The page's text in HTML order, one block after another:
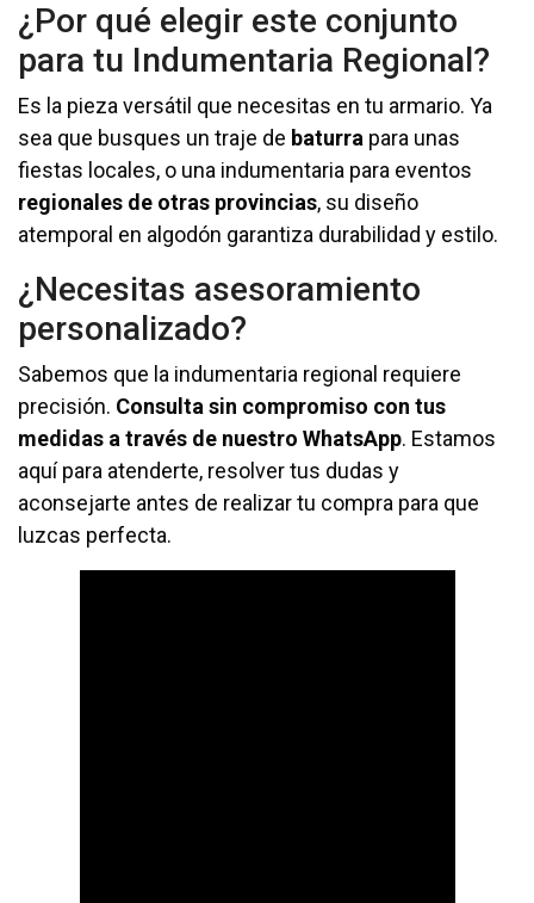
¿Por qué elegir este conjunto
para tu Indumentaria Regional?
Es la pieza versátil que necesitas en tu armario. Ya
sea que busques un traje de baturra para unas
fiestas locales, o una indumentaria para eventos
regionales de otras provincias, su diseño
atemporal en algodón garantiza durabilidad y estilo.
¿Necesitas asesoramiento
personalizado?
Sabemos que la indumentaria regional requiere
precisión. Consulta sin compromiso con tus
medidas a través de nuestro WhatsApp. Estamos
aquí para atenderte, resolver tus dudas y
aconsejarte antes de realizar tu compra para que
luzcas perfecta.